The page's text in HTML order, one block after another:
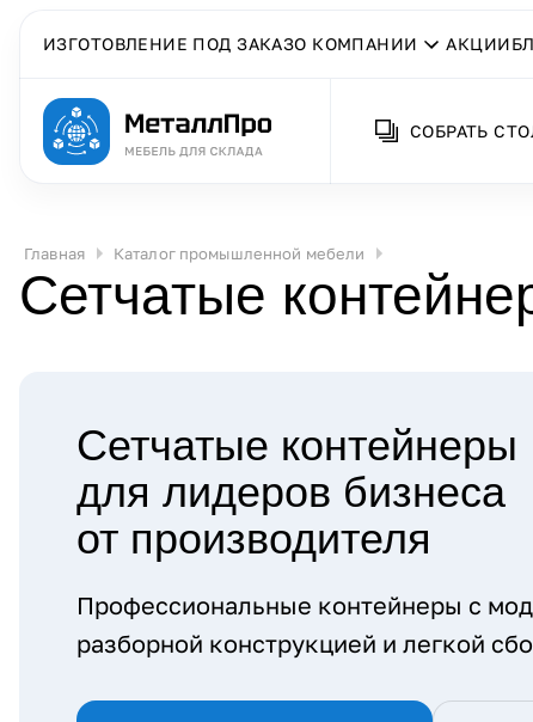
ИЗГОТОВЛЕНИЕ ПОД ЗАКАЗО КОМПАНИИ АКЦИИ
СОБРАТЬ
Главная Каталог промышленной мебели
Сетчатые
Сетчатые контейнеры
для лидеров бизнеса
от производителя
Профессиональные контейнеры с
разборной конструкцией и легкой